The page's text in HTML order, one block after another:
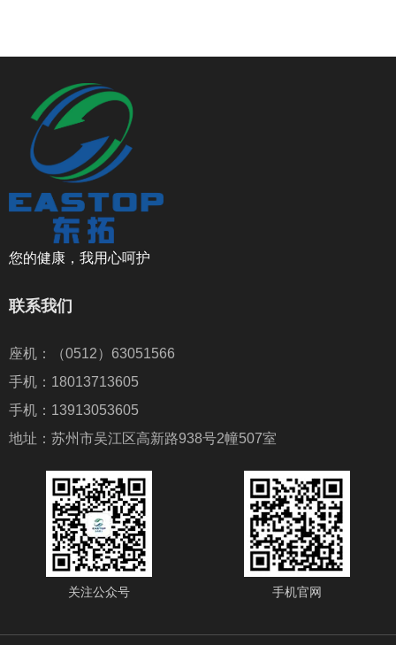
您的健康，我用心呵护
联系我们
座机：（0512）63051566
手机：18013713605
手机：13913053605
地址：苏州市吴江区高新路938号2幢507室
关注公众号 手机官网